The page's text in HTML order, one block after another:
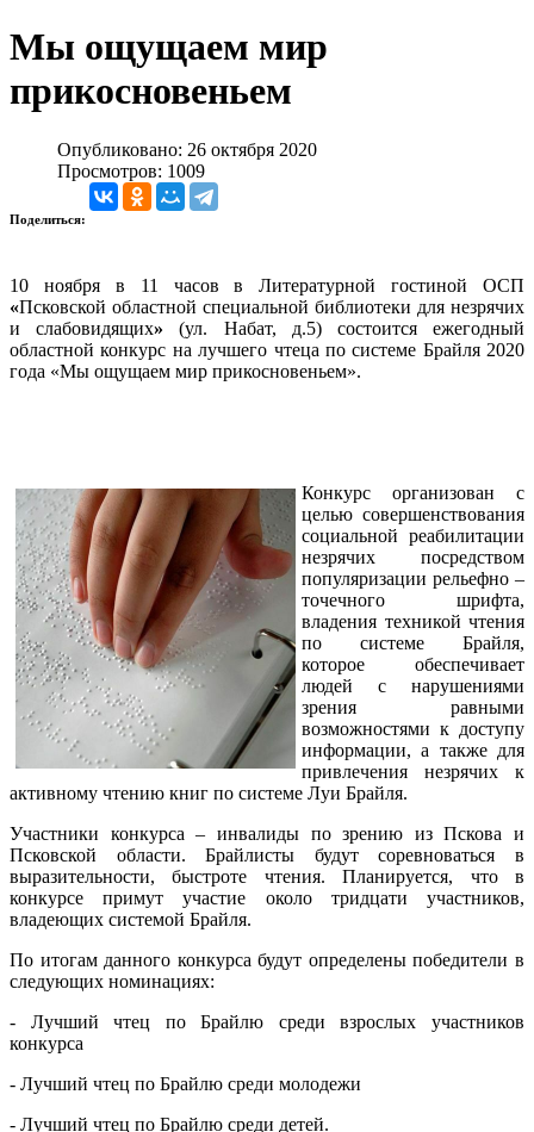
Мы ощущаем мир
прикосновеньем
Опубликовано: 26 октября 2020
Просмотров: 1009
Поделиться:
10 ноября в 11 часов в Литературной гостиной ОСП
«Псковской областной специальной библиотеки для незрячих
и слабовидящих» (ул. Набат, д.5) состоится ежегодный
областной конкурс на лучшего чтеца по системе Брайля 2020
года «Мы ощущаем мир прикосновеньем».
Конкурс организован с
целью совершенствования
социальной реабилитации
незрячих посредством
популяризации рельефно –
точечного шрифта,
владения техникой чтения
по системе Брайля,
которое обеспечивает
людей с нарушениями
зрения равными
возможностями к доступу
информации, а также для
привлечения незрячих к
активному чтению книг по системе Луи Брайля.
Участники конкурса – инвалиды по зрению из Пскова и
Псковской области. Брайлисты будут соревноваться в
выразительности, быстроте чтения. Планируется, что в
конкурсе примут участие около тридцати участников,
владеющих системой Брайля.
По итогам данного конкурса будут определены победители в
следующих номинациях:
- Лучший чтец по Брайлю среди взрослых участников
конкурса
- Лучший чтец по Брайлю среди молодежи
- Лучший чтец по Брайлю среди детей.